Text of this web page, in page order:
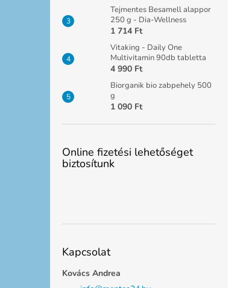
Tejmentes Besamell alappor
250 g - Dia-Wellness
1 714 Ft
Vitaking - Daily One
Multivitamin 90db tabletta
4 990 Ft
Biorganik bio zabpehely 500
g
1 090 Ft
Online fizetési lehetőséget
biztosítunk
Kapcsolat
Kovács Andrea